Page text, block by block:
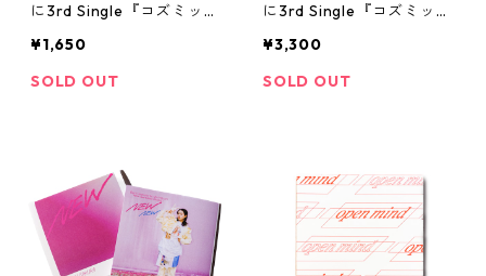
に3rd Single『コズミック
¥1,650
SOLD OUT
に3rd Single『コズミック
¥3,300
SOLD OUT